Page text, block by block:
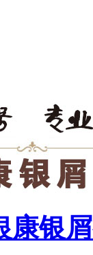
康银